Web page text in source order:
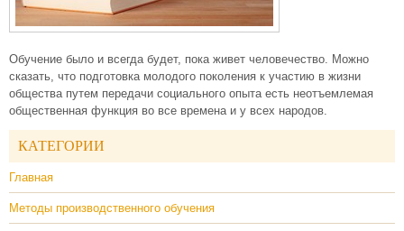
Обучение было и всегда будет, пока живет человечество. Можно
сказать, что подготовка молодого поколения к участию в жизни
общества путем передачи социального опыта есть неотъемлемая
общественная функция во все времена и у всех народов.
КАТЕГОРИИ
Главная
Методы производственного обучения